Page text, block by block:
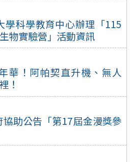
學科學教育中心辦理「115
物實驗營」活動資訊
華！阿帕契直升機、無人
！
助公告「第17屆金漫獎參